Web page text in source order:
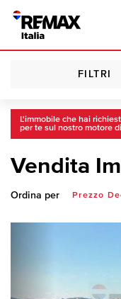
FILTRI
L'immobile che hai
per te sul nostro motore
Vendita
Ordina per